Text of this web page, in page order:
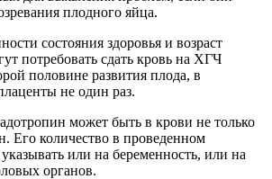
плодного яйца.
состояния здоровья и возраст
потребовать сдать кровь на ХГЧ
половине развития плода, в
не один раз.
может быть в крови не только
Его количество в проведенном
или на беременность, или на
органов.